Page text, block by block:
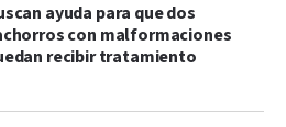
ayuda para que dos
con malformaciones
recibir tratamiento